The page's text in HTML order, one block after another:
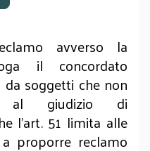
avverso la
il concordato
soggetti che non
al giudizio di
l'art. 51 limita alle
proporre reclamo